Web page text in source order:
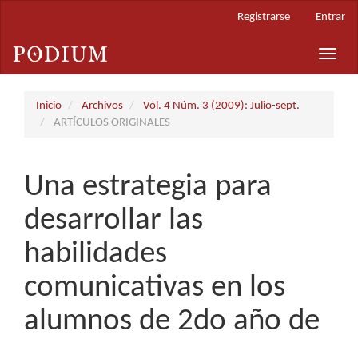
principal
Barra
Registrarse Entrar
Toggle
Inicio Archivos
Vol. 4 Núm. 3 (2009): Julio-sept.
ARTÍCULOS ORIGINALES
Una estrategia para
desarrollar las
habilidades
comunicativas en los
alumnos de 2do año de